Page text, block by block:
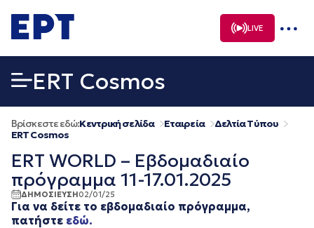
σε
περιεχόμενο
LIVE
ERT Cosmos
Βρίσκεστε εδώ:Κεντρική σελίδα Εταιρεία
Δελτία Τύπου
ERT Cosmos
ERT WORLD – Εβδομαδιαίο
πρόγραμμα 11-17.01.2025
ΔΗΜΟΣΙΕΥΣΗ02/01/25
Για να δείτε το εβδομαδιαίο πρόγραμμα,
πατήστε εδώ.